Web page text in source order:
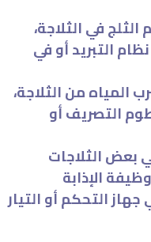
في الثلاجة،
التبريد أو في
المياه من الثلاجة،
التصريف أو
بعض الثلاجات
الإذابة
التحكم أو التيار